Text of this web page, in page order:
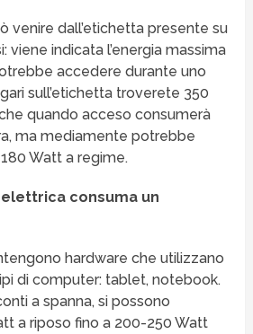
venire dall’etichetta presente su
viene indicata l’energia massima
accedere durante uno
sull’etichetta troverete 350
quando acceso consumerà
ma mediamente potrebbe
Watt a regime.
consuma un
hardware che utilizzano
di computer: tablet, notebook.
a spanna, si possono
a riposo fino a 200-250 Watt